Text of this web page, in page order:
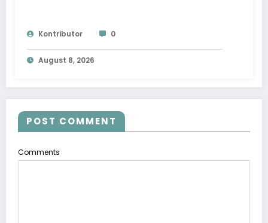
Kontributor 0
August 8, 2026
POST COMMENT
Comments